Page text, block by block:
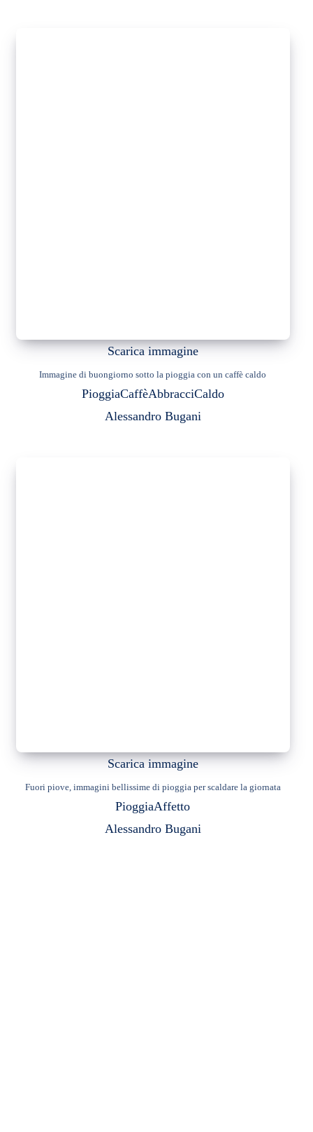
Scarica immagine
Immagine di buongiorno sotto la pioggia con un caffè caldo
PioggiaCaffèAbbracciCaldo
Alessandro Bugani
Scarica immagine
Fuori piove, immagini bellissime di pioggia per scaldare la giornata
PioggiaAffetto
Alessandro Bugani